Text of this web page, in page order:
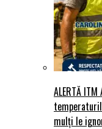
ALERTĂ
mulți le